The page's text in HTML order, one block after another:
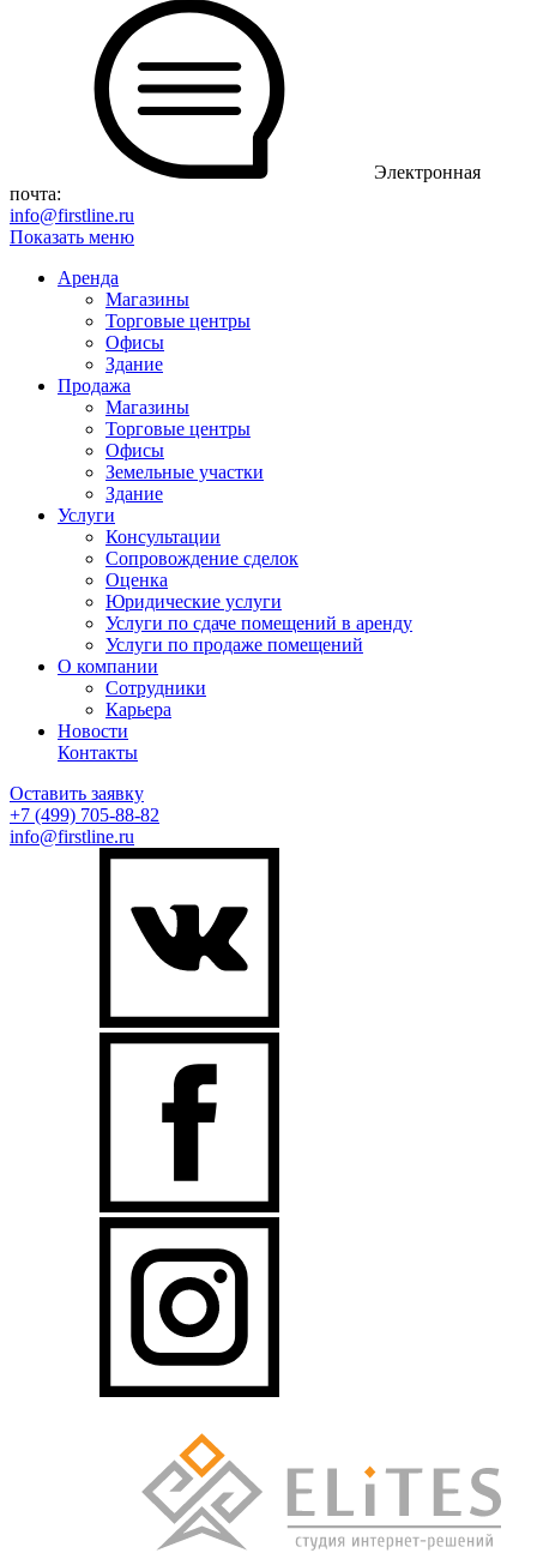
Электронная
почта:
info@firstline.ru
Показать меню
Аренда
Магазины
Торговые центры
Офисы
Здание
Продажа
Магазины
Торговые центры
Офисы
Земельные участки
Здание
Услуги
Консультации
Сопровождение сделок
Оценка
Юридические услуги
Услуги по сдаче помещений в аренду
Услуги по продаже помещений
О компании
Сотрудники
Карьера
Новости
Контакты
Оставить заявку
+7 (499) 705-88-82
info@firstline.ru